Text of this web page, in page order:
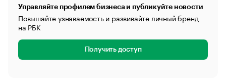
Управляйте профилем бизнеса и публикуйте новости
Повышайте узнаваемость и развивайте личный бренд
на РБК
Получить доступ